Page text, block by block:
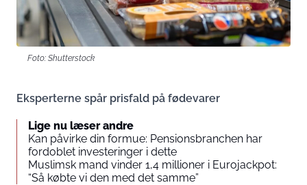
Foto: Shutterstock
Eksperterne spår prisfald på fødevarer
Lige nu læser andre
Kan påvirke din formue: Pensionsbranchen har
fordoblet investeringer i dette
Muslimsk mand vinder 1,4 millioner i Eurojackpot:
“Så købte vi den med det samme”